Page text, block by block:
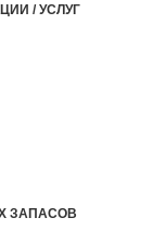
/ УСЛУГ
ЗАПАСОВ